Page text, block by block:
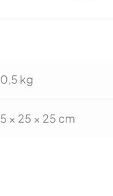
0,5 kg
5 × 25 × 25 cm